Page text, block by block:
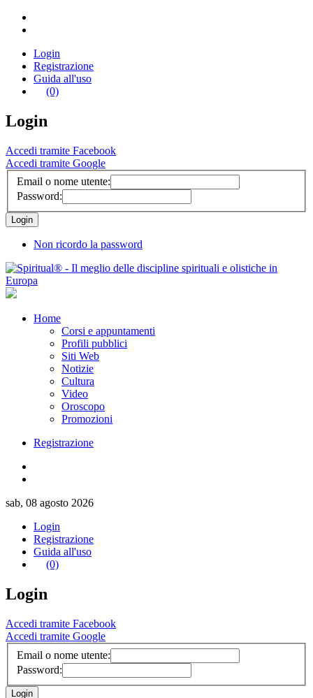
Login
Registrazione
Guida all'uso
(0)
Login
Accedi tramite Facebook
Accedi tramite Google
Email o nome utente:
Password:
Non ricordo la password
Home
Corsi e appuntamenti
Profili pubblici
Siti Web
Notizie
Cultura
Video
Oroscopo
Promozioni
Registrazione
sab, 08 agosto 2026
Login
Registrazione
Guida all'uso
(0)
Login
Accedi tramite Facebook
Accedi tramite Google
Email o nome utente:
Password: